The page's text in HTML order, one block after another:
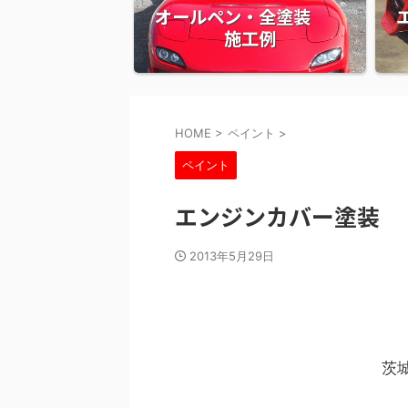
オールペン・全塗装
施工例
HOME > ペイント >
ペイント
エンジンカバー塗
2013年5月29日
茨